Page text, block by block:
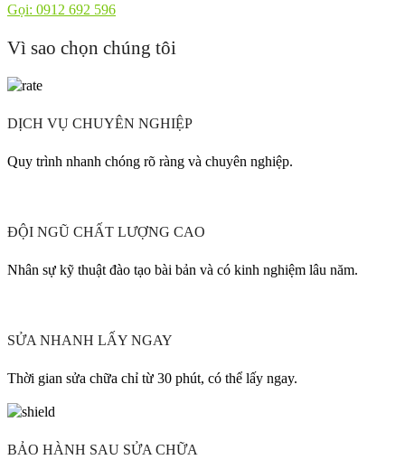
Gọi: 0912 692 596
Vì sao chọn chúng tôi
DỊCH VỤ CHUYÊN NGHIỆP
Quy trình nhanh chóng rõ ràng và chuyên nghiệp.
ĐỘI NGŨ CHẤT LƯỢNG CAO
Nhân sự kỹ thuật đào tạo bài bản và có kinh nghiệm lâu năm.
SỬA NHANH LẤY NGAY
Thời gian sửa chữa chỉ từ 30 phút, có thể lấy ngay.
BẢO HÀNH SAU SỬA CHỮA